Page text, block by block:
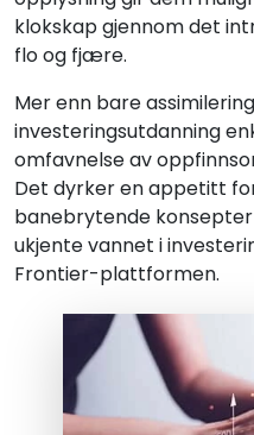
klokskap gjennom det
flo og fjære.
Mer enn bare
investeringsutdanning
omfavnelse av
Det dyrker en appetitt
banebrytende
ukjente vannet i
Frontier-plattformen.